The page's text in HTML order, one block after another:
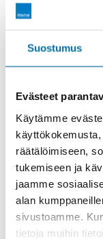
Suostumus
Evästeet
Käytämme
räätälöimiseen,
tukemiseen ja
jaamme
alan
sivustoamme.
tietoja muihin
Vaihtoautot
Avoinna
050 952 1440
Huolto
Volkswagen,